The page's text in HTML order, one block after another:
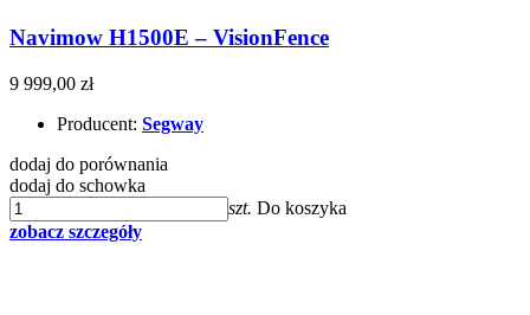
Navimow H1500E – VisionFence
9 999,00 zł
Producent: Segway
dodaj do porównania
dodaj do schowka
szt. Do koszyka
zobacz szczegóły